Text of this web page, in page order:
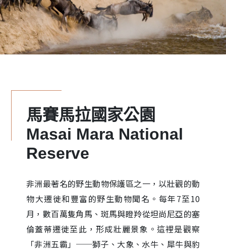
馬賽馬拉國家公園
Masai Mara National
Reserve
非洲最著名的野生動物保護區之一，以壯觀的動
物大遷徙和豐富的野生動物聞名。每年7至10
月，數百萬隻角馬、斑馬與瞪羚從坦尚尼亞的塞
倫蓋蒂遷徙至此，形成壯麗景象。這裡是觀察
「非洲五霸」──獅子、大象、水牛、犀牛與豹